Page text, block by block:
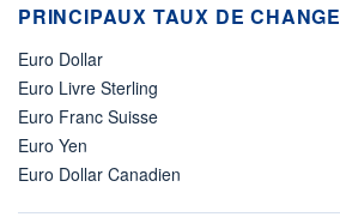
PRINCIPAUX TAUX DE CHANGE
Euro Dollar
Euro Livre Sterling
Euro Franc Suisse
Euro Yen
Euro Dollar Canadien